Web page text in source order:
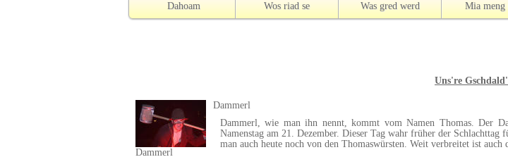
Dahoam Wos riad se Was gred werd Mia meng
Uns're
Dammerl
Dammerl
Dammerl, wie man ihn nennt, kommt vom Namen Thomas. Der
Namenstag am 21. Dezember. Dieser Tag wahr früher der Schlachttag
man auch heute noch von den Thomaswürsten. Weit verbreitet ist